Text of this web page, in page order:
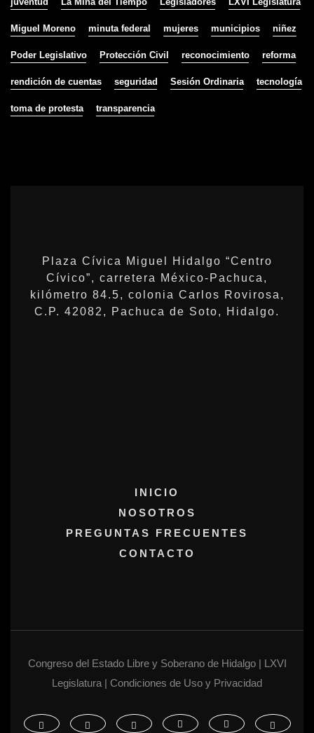
Miguel Moreno minuta federal mujeres municipios niñez
Poder Legislativo Protección Civil reconocimiento reforma
rendición de cuentas seguridad Sesión Ordinaria tecnología
toma de protesta transparencia
Plaza Cívica Miguel Hidalgo “Centro
Cívico”, carretera México-Pachuca,
kilómetro 84.5, colonia Carlos Rovirosa,
C.P. 42082, Pachuca de Soto, Hidalgo.
INICIO
NOSOTROS
PREGUNTAS FRECUENTES
CONTACTO
Congreso del Estado Libre y Soberano de Hidalgo | LXVI
Legislatura | Condiciones de Uso y Privacidad